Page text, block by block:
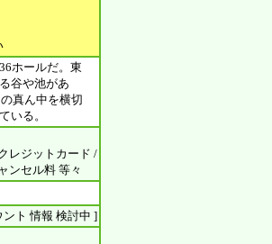
ホールだ。東
谷や池があ
真ん中を横切
いる。
レジットカード /
ンセル料 等々
ント 情報 検討中 ]